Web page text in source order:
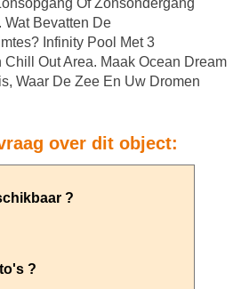
Of Zonsondergang
Wat Bevatten De
Infinity Pool Met 3
Out Area. Maak Ocean Dream
Waar De Zee En Uw Dromen
over dit object: